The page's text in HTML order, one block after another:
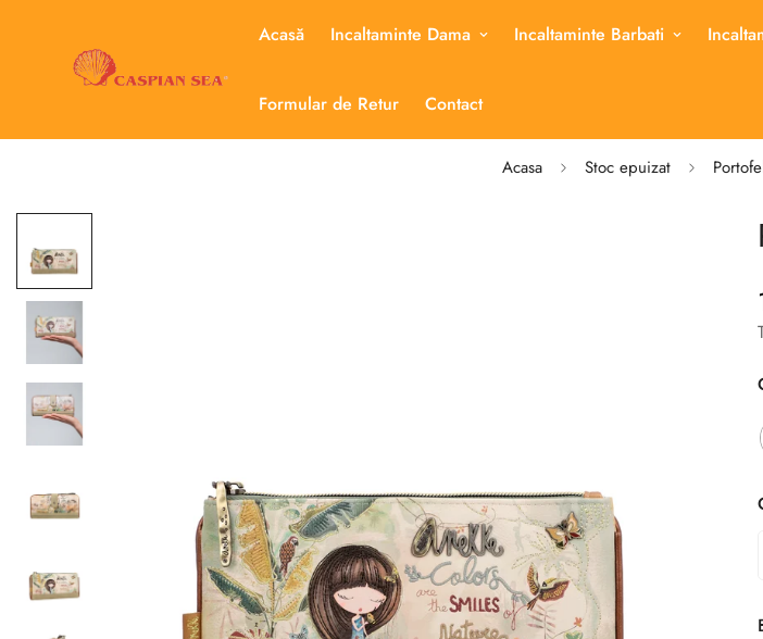
Acasă Incaltaminte Dama Incaltaminte Barbati
Formular de Retur Contact
Acasa Stoc epuizat